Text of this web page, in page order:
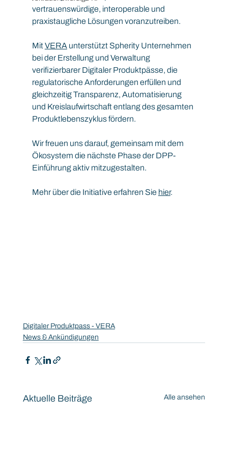
vertrauenswürdige, interoperable und
praxistaugliche Lösungen voranzutreiben.
Mit VERA unterstützt Spherity Unternehmen
bei der Erstellung und Verwaltung
verifizierbarer Digitaler Produktpässe, die
regulatorische Anforderungen erfüllen und
gleichzeitig Transparenz, Automatisierung
und Kreislaufwirtschaft entlang des gesamten
Produktlebenszyklus fördern.
Wir freuen uns darauf, gemeinsam mit dem
Ökosystem die nächste Phase der DPP-
Einführung aktiv mitzugestalten.
Mehr über die Initiative erfahren Sie hier.
Digitaler Produktpass - VERA
News & Ankündigungen
Aktuelle Beiträge Alle ansehen